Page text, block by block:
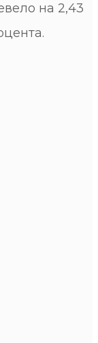
на 2,43